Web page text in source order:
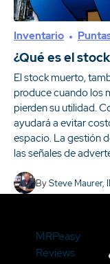
Inventario
¿Qué es el
El stock muerto,
produce cuando los
pierden su utilidad.
ayudará a evitar
espacio. La gestión
las señales de
BySteve Maurer,
MRPeasy
Reviews